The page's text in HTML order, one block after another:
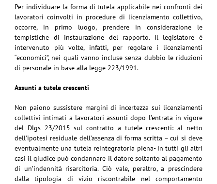
Per individuare la forma di tutela applicabile nei confronti dei
lavoratori coinvolti in procedure di licenziamento collettivo,
occorre, in primo luogo, prendere in considerazione le
tempistiche di instaurazione del rapporto. Il legislatore è
intervenuto più volte, infatti, per regolare i licenziamenti
“economici”, nei quali vanno incluse senza dubbio le riduzioni
di personale in base alla legge 223/1991.
Assunti a tutele crescenti
Non paiono sussistere margini di incertezza sui licenziamenti
collettivi intimati a lavoratori assunti dopo l’entrata in vigore
del Dlgs 23/2015 sul contratto a tutele crescenti: al netto
dell’ipotesi residuale dell’assenza di forma scritta – cui si deve
eventualmente una tutela reintegratoria piena- in tutti gli altri
casi il giudice può condannare il datore soltanto al pagamento
di un’indennità risarcitoria. Ciò vale, peraltro, a prescindere
dalla tipologia di vizio riscontrabile nel comportamento